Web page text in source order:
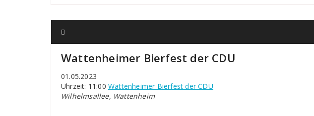
Wattenheimer Bierfest der CDU
01.05.2023
Uhrzeit: 11:00 Wattenheimer Bierfest der CDU
Wilhelmsallee, Wattenheim